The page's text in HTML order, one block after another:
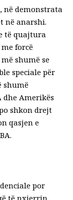
në demonstrata
në anarshi.
të quajtura
forcë
shumë se
speciale për
shumë
dhe Amerikës
shkon drejt
qasjen e
por
të nxjerrin